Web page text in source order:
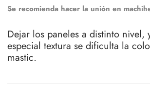
Se recomienda hacer la unión en
Dejar los paneles a distinto nivel,
especial textura se dificulta la
mastic.